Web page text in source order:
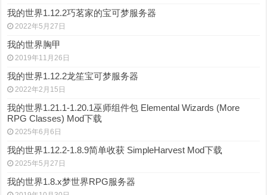
我的世界1.12.2巧茗家的宝可梦服务器
2022年5月27日
我的世界胸甲
2019年11月26日
我的世界1.12.2龙笙宝可梦服务器
2022年2月15日
我的世界1.21.1-1.20.1巫师组件包 Elemental Wizards (More
RPG Classes) Mod下载
2025年6月6日
我的世界1.12.2-1.8.9简单收获 SimpleHarvest Mod下载
2025年5月27日
我的世界1.8.x梦世界RPG服务器